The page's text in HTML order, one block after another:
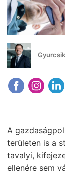
A
területen is a
tavalyi,
ellenére sem